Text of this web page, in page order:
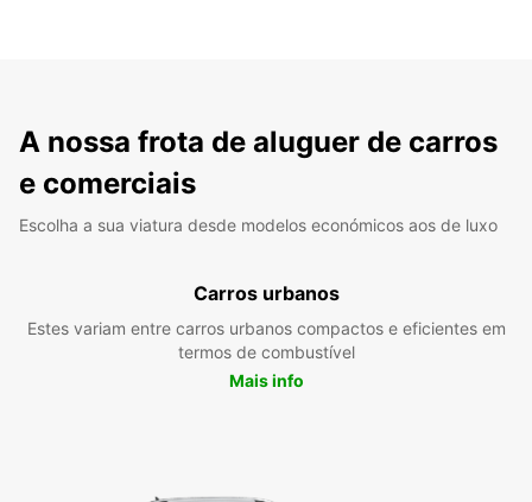
A nossa frota de aluguer de carros
e comerciais
Escolha a sua viatura desde modelos económicos aos de luxo
Carros urbanos
Estes variam entre carros urbanos compactos e eficientes em
termos de combustível
Mais info